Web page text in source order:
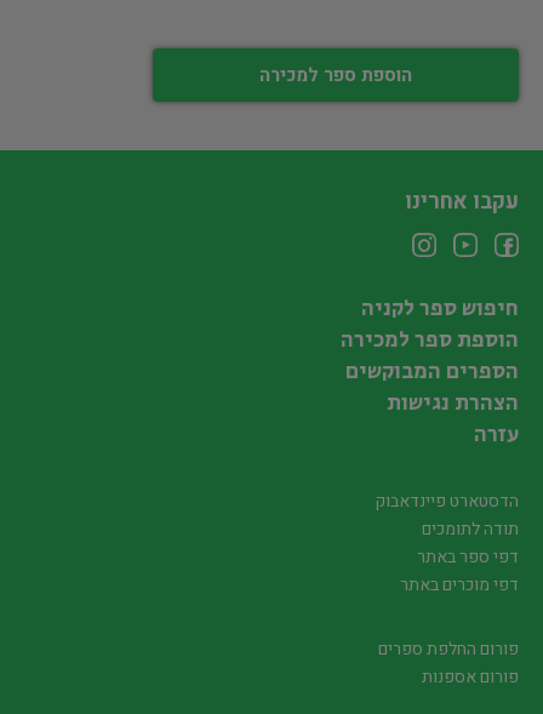
הוספת ספר למכירה
עקבו אחרינו
חיפוש ספר לקניה
הוספת ספר למכירה
הספרים המבוקשים
הצהרת נגישות
עזרה
הדסטארט פיינדאבוק
תודה לתומכים
דפי ספר באתר
דפי מוכרים באתר
פורום החלפת ספרים
פורום אספנות